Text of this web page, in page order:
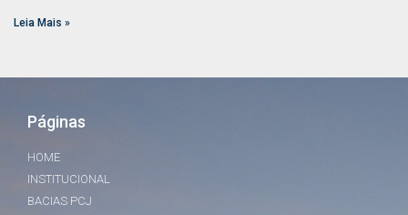
Leia Mais »
Páginas
HOME
INSTITUCIONAL
BACIAS PCJ